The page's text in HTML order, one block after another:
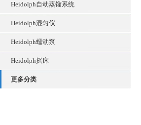
Heidolph自动蒸馏系统
Heidolph混匀仪
Heidolph蠕动泵
Heidolph摇床
更多分类